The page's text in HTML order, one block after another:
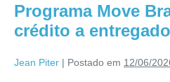
Programa Move
crédito a
Jean Piter | Postado em 12/06/